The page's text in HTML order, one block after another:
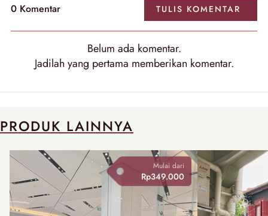
0 Komentar TULIS KOMENTAR
Belum ada komentar.
Jadilah yang pertama memberikan komentar.
PRODUK LAINNYA
Mulai dari
Rp349.000